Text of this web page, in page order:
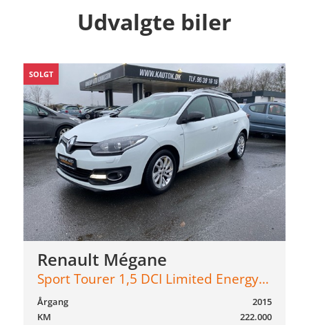
Udvalgte biler
SOLGT
Renault Mégane
Sport Tourer 1,5 DCI Limited Energy 110HK Stc 6g
2015
Årgang
222.000
KM